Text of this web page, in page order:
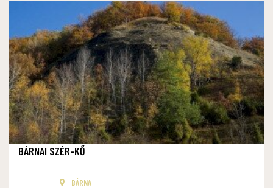
BÁRNAI SZÉR-KŐ
BÁRNA